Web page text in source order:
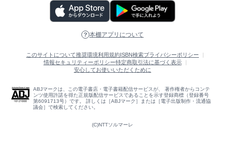
本棚アプリについて
このサイトについて推奨環境利用規約ISBN検索プライバシーポリシー
情報セキュリティーポリシー特定商取引法に基づく表示
安心してお使いいただくために
ABJマークは、この電子書店・電子書籍配信サービスが、 著作権者からコンテ
ンツ使用許諾を得た正規版配信サービスであることを示す登録商標（登録番号
第6091713号）です。 詳しくは［ABJマーク］または［電子出版制作・流通協
議会］で検索してください。
(C)NTTソルマーレ